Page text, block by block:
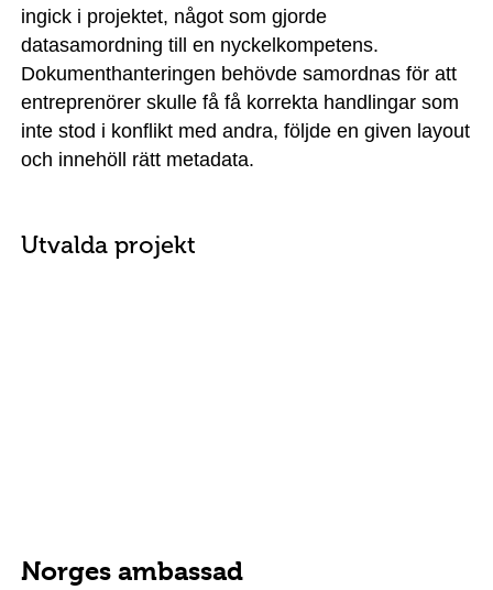
ingick i projektet, något som gjorde
datasamordning till en nyckelkompetens.
Dokumenthanteringen behövde samordnas för att
entreprenörer skulle få få korrekta handlingar som
inte stod i konflikt med andra, följde en given layout
och innehöll rätt metadata.
Utvalda projekt
Norges ambassad